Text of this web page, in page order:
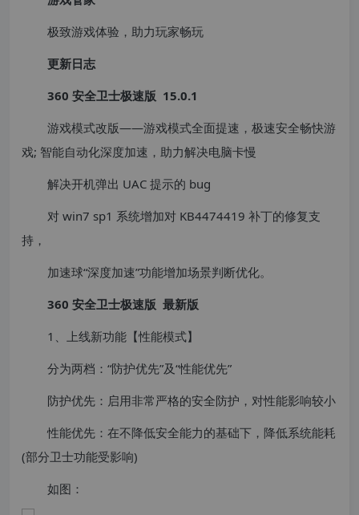
极致游戏体验，助力玩家畅玩
更新日志
360 安全卫士极速版 15.0.1
游戏模式改版——游戏模式全面提速，极速安全畅快游
戏; 智能自动化深度加速，助力解决电脑卡慢
解决开机弹出 UAC 提示的 bug
对 win7 sp1 系统增加对 KB4474419 补丁的修复支
持，
加速球“深度加速”功能增加场景判断优化。
360 安全卫士极速版 最新版
1、上线新功能【性能模式】
分为两档：“防护优先”及“性能优先”
防护优先：启用非常严格的安全防护，对性能影响较小
性能优先：在不降低安全能力的基础下，降低系统能耗
(部分卫士功能受影响)
如图：